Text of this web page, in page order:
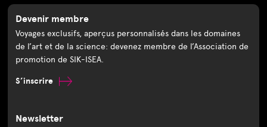
Devenir membre
Voyages exclusifs, aperçus personnalisés dans les domaines
de l’art et de la science: devenez membre de l’Association de
promotion de SIK-ISEA.
S’inscrire
Newsletter